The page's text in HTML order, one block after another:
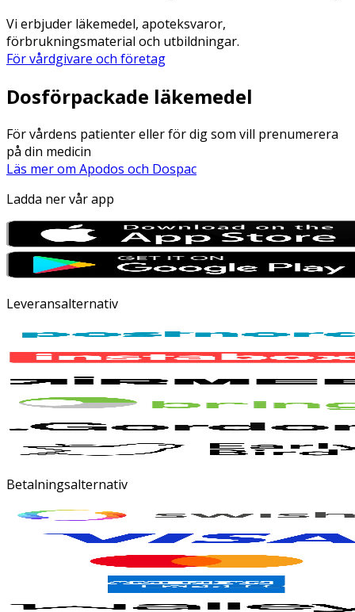
Vi erbjuder läkemedel, apoteksvaror,
förbrukningsmaterial och utbildningar.
För vårdgivare och företag
Dosförpackade läkemedel
För vårdens patienter eller för dig som vill prenumerera
på din medicin
Läs mer om Apodos och Dospac
Ladda ner vår app
Leveransalternativ
Betalningsalternativ